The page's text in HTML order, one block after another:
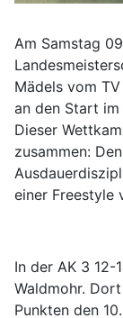
Am Samstag
Mädels vom
an den Start im
Dieser
zusammen:
einer Freestyle
In der AK 3 12-
Waldmohr.
Punkten den